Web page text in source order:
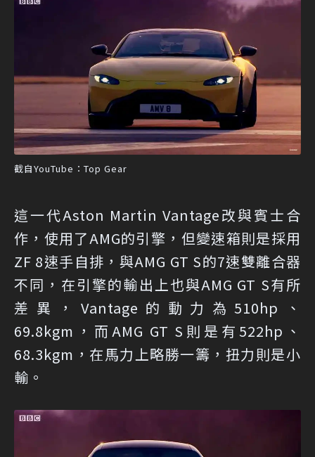
截自YouTube：Top Gear
這一代Aston Martin Vantage改與賓士合
作，使用了AMG的引擎，但變速箱則是採用
ZF 8速手自排，與AMG GT S的7速雙離合器
不同，在引擎的輸出上也與AMG GT S有所
差異，Vantage的動力為510hp、
69.8kgm，而AMG GT S則是有522hp、
68.3kgm，在馬力上略勝一籌，扭力則是小
輸。